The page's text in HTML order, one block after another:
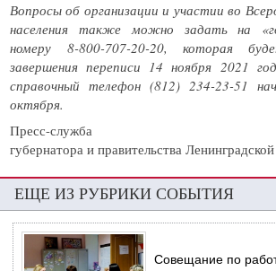
Вопросы об организации и участии во
населения также можно задать на
номеру 8-800-707-20-20, которая
завершения переписи 14 ноября 2021
справочный телефон (812) 234-23-51
октября.
Пресс-служба
губернатора и правительства
ЕЩЕ ИЗ РУБРИКИ СОБЫТИЯ
Совещание по